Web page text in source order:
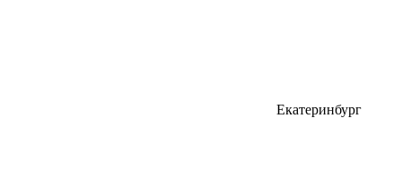
Екатеринбург